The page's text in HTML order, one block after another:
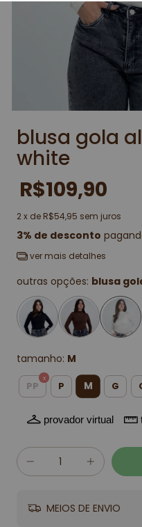
blusa gola
white
R$109,90
2x de R$54,95 sem juros
3% de desconto
ver mais detalhes
outras opções: blusa
tamanho: M
PP P M G
provador virtual
MEIOS DE ENVIO